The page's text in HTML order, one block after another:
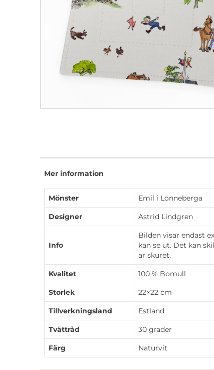
Mer information
Mönster Emil i Lönneberga
Designer Astrid Lindgren
Info
Bilden visar endast
kan se ut. Det kan
är skuret.
Kvalitet 100 % Bomull
Storlek 22×22 cm
Tillverkningsland Estland
Tvättråd 30 grader
Färg Naturvit